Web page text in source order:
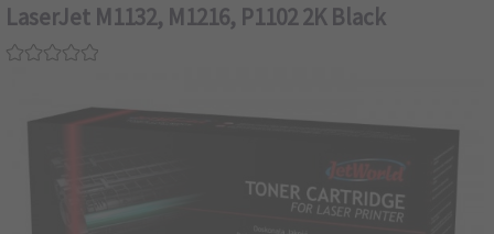
LaserJet M1132, M1216, P1102 2K Black